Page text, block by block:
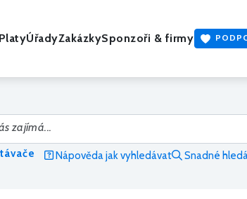
PlatyÚřadyZakázkySponzoři & firmy
Nápověda jak vyhledávat Snadné